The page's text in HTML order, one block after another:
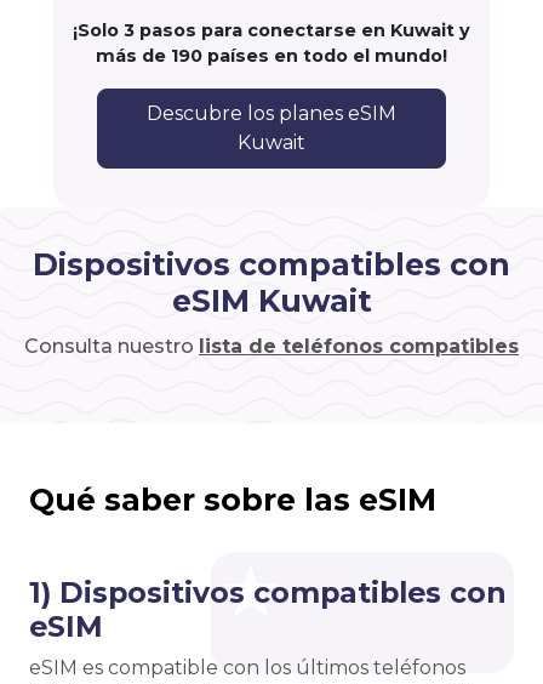
¡Solo 3 pasos para conectarse en Kuwait y
más de 190 países en todo el mundo!
Descubre los planes eSIM
Kuwait
Dispositivos compatibles con
eSIM Kuwait
Consulta nuestro lista de teléfonos compatibles
Qué saber sobre las eSIM
1) Dispositivos compatibles con
eSIM
eSIM es compatible con los últimos teléfonos